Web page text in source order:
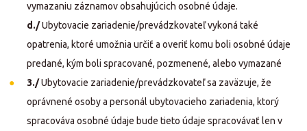
vymazaniu záznamov obsahujúcich osobné údaje.
d./Ubytovacie zariadenie/prevádzkovateľ vykoná také
opatrenia, ktoré umožnia určiť a overiť komu boli osobné údaje
predané, kým boli spracované, pozmenené, alebo vymazané
3./Ubytovacie zariadenie/prevádzkovateľ sa zaväzuje, že
oprávnené osoby a personál ubytovacieho zariadenia, ktorý
spracováva osobné údaje bude tieto údaje spracovávať len v